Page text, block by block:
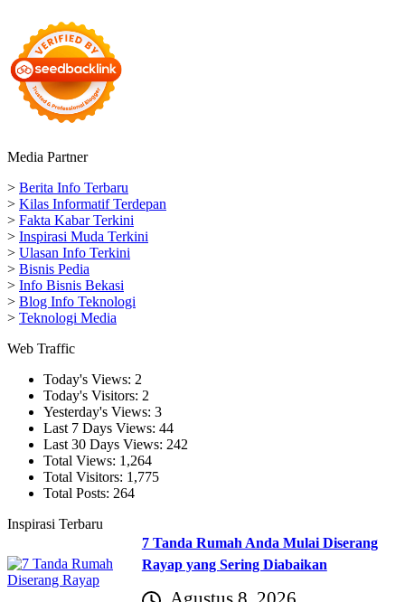
Media Partner
> Berita Info Terbaru
> Kilas Informatif Terdepan
> Fakta Kabar Terkini
> Inspirasi Muda Terkini
> Ulasan Info Terkini
> Bisnis Pedia
> Info Bisnis Bekasi
> Blog Info Teknologi
> Teknologi Media
Web Traffic
Today's Views: 2
Today's Visitors: 2
Yesterday's Views: 3
Last 7 Days Views: 44
Last 30 Days Views: 242
Total Views: 1,264
Total Visitors: 1,775
Total Posts: 264
Inspirasi Terbaru
7 Tanda Rumah Anda Mulai Diserang
Rayap yang Sering Diabaikan